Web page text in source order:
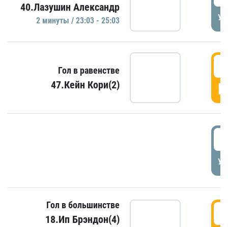
40.Лазушин Александр
2 минуты / 23:03 - 25:03
Гол в равенстве
47.Кейн Кори(2)
Гол в большинстве
18.Ип Брэндон(4)